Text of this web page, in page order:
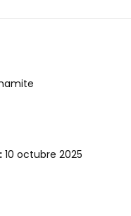
10 octubre 2025